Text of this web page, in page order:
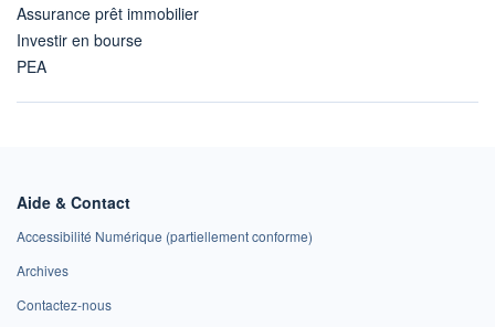
Assurance prêt immobilier
Investir en bourse
PEA
Aide & Contact
Accessibilité Numérique (partiellement conforme)
Archives
Contactez-nous